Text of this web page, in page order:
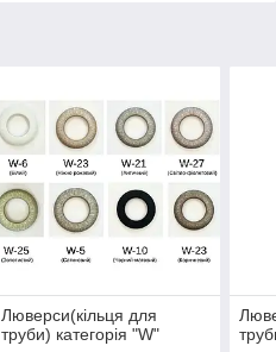
Люверси(кільця для
труби) категорія "W"